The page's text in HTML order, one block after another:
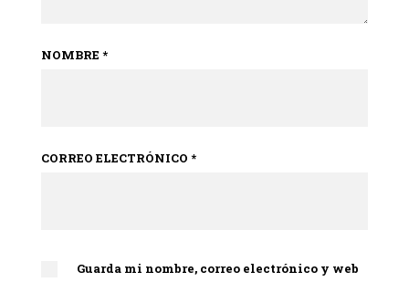
NOMBRE *
CORREO ELECTRÓNICO *
Guarda mi nombre, correo electrónico y web